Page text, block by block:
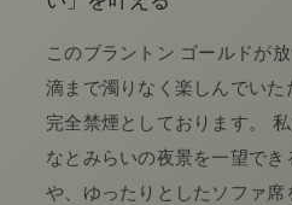
このブラントン ゴールドが
滴まで濁りなく楽しんでい
完全禁煙としております。
なとみらいの夜景を一望でき
や、ゆったりとしたソファ